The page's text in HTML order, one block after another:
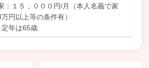
：１５，０００円/月（本人名義で家
円以上等の条件有）
年は65歳